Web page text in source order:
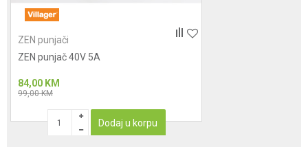
ZEN punjači
ZEN punjač 40V 5A
84,00 KM
99,00KM
Dodaj u korpu